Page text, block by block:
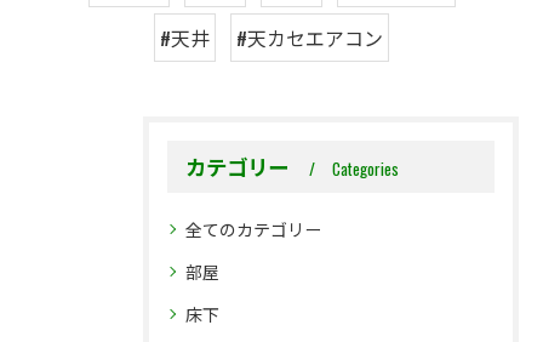
#天井
#天カセエアコン
カテゴリー Categories
全てのカテゴリー
部屋
床下